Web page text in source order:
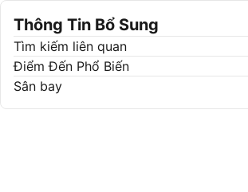
Thông Tin Bổ Sung
Tìm kiếm liên quan
Điểm Đến Phổ Biến
Sân bay